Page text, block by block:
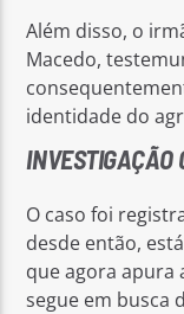
Além disso, o
Macedo,
identidade do
INVESTIGAÇÃO
O caso foi
desde então,
que agora apura
segue em busca